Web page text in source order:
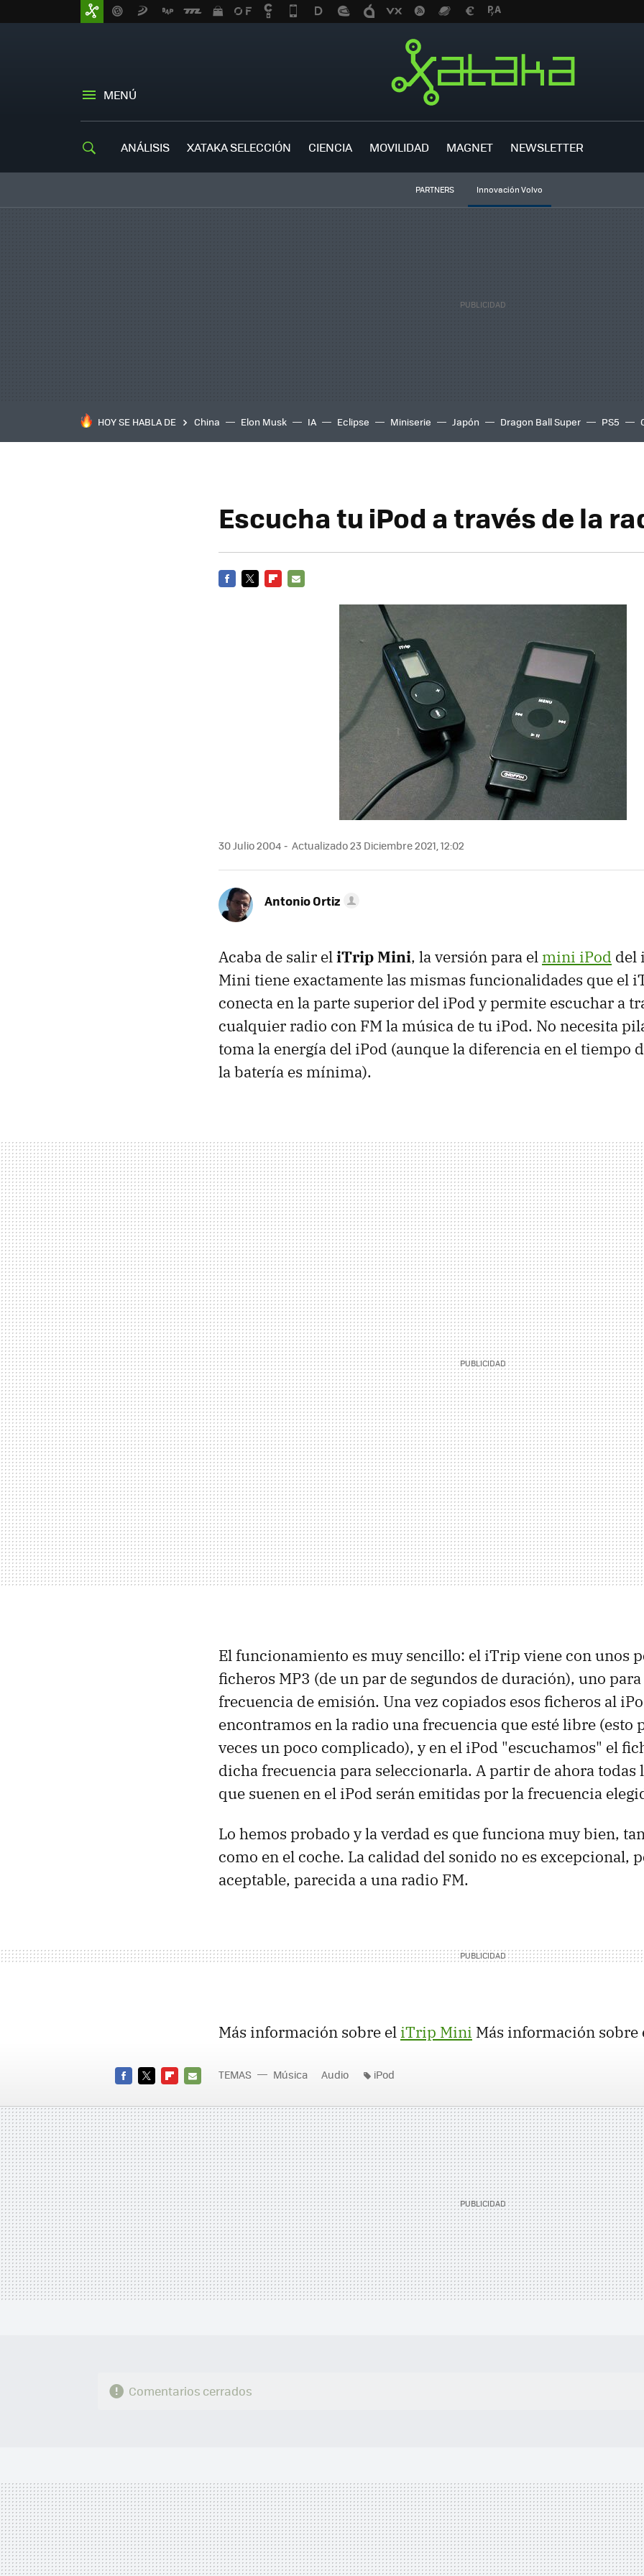
MENÚ
ANÁLISIS XATAKA SELECCIÓN CIENCIA MOVILIDAD MAGNET NEWSLETTER
PARTNERS Innovación Volvo
HOY SE HABLA DE China Elon Musk IA Eclipse Miniserie Japón Dragon Ball Super PS5
Escucha tu iPod a través de la
30 Julio 2004 Actualizado 23 Diciembre 2021, 12:02
Antonio Ortiz
Acaba de salir eliTrip Mini, la versión para el mini iPod del
Mini tiene exactamente las mismas funcionalidades que el
conecta en la parte superior del iPod y permite escuchar a
cualquier radio con FM la música de tu iPod. No necesita
toma la energía del iPod (aunque la diferencia en el tiempo
la batería es mínima).
El funcionamiento es muy sencillo: el iTrip viene con unos
ficheros MP3 (de un par de segundos de duración), uno para
frecuencia de emisión. Una vez copiados esos ficheros al
encontramos en la radio una frecuencia que esté libre (esto
veces un poco complicado), y en el iPod "escuchamos" el
dicha frecuencia para seleccionarla. A partir de ahora todas
que suenen en el iPod serán emitidas por la frecuencia
Lo hemos probado y la verdad es que funciona muy bien,
como en el coche. La calidad del sonido no es excepcional,
aceptable, parecida a una radio FM.
Más información sobre el iTrip Mini Más información sobre
MAIL
TEMAS Música Audio iPod
Comentarios cerrados